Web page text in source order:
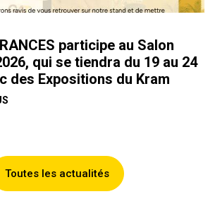
participe au Salon
qui se tiendra du 19 au 24
des Expositions du Kram
Toutes les actualités